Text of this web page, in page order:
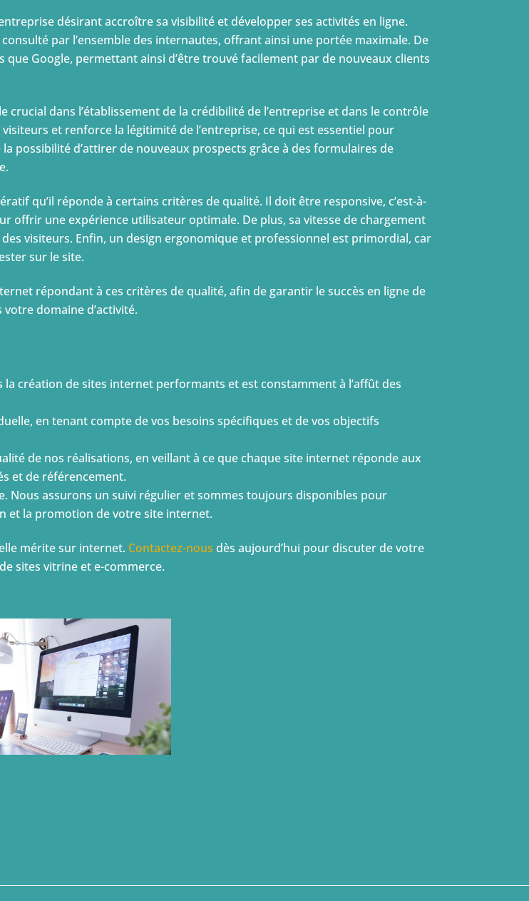
désirant accroître sa visibilité et développer ses activités en ligne.
par l’ensemble des internautes, offrant ainsi une portée maximale. De
Google, permettant ainsi d’être trouvé facilement par de nouveaux clients
dans l’établissement de la crédibilité de l’entreprise et dans le contrôle
et renforce la légitimité de l’entreprise, ce qui est essentiel pour
possibilité d’attirer de nouveaux prospects grâce à des formulaires de
qu’il réponde à certains critères de qualité. Il doit être responsive, c’est-à-
offrir une expérience utilisateur optimale. De plus, sa vitesse de chargement
visiteurs. Enfin, un design ergonomique et professionnel est primordial, car
sur le site.
répondant à ces critères de qualité, afin de garantir le succès en ligne de
domaine d’activité.
création de sites internet performants et est constamment à l’affût des
en tenant compte de vos besoins spécifiques et de vos objectifs
de nos réalisations, en veillant à ce que chaque site internet réponde aux
et de référencement.
Nous assurons un suivi régulier et sommes toujours disponibles pour
et la promotion de votre site internet.
mérite sur internet. Contactez-nous dès aujourd’hui pour discuter de votre
sites vitrine et e-commerce.